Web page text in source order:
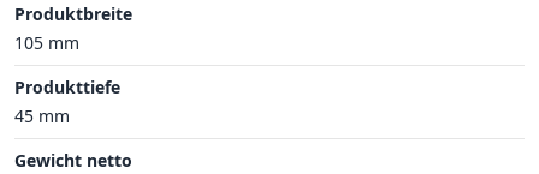
Produktbreite
105 mm
Produkttiefe
45 mm
Gewicht netto